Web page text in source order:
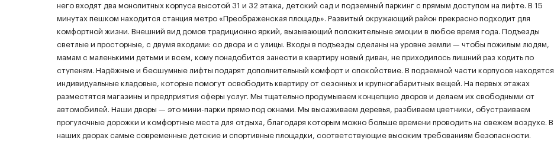
него входят два монолитных корпуса высотой 31 и 32 этажа, детский сад и подземный паркинг с прямым доступом на лифте. В 15
минутах пешком находится станция метро «Преображенская площадь». Развитый окружающий район прекрасно подходит для
комфортной жизни. Внешний вид домов традиционно яркий, вызывающий положительные эмоции в любое время года. Подъезды
светлые и просторные, с двумя входами: со двора и с улицы. Входы в подъезды сделаны на уровне земли — чтобы пожилым людям,
мамам с маленькими детьми и всем, кому понадобится занести в квартиру новый диван, не приходилось лишний раз ходить по
ступеням. Надёжные и бесшумные лифты подарят дополнительный комфорт и спокойствие. В подземной части корпусов находятся
индивидуальные кладовые, которые помогут освободить квартиру от сезонных и крупногабаритных вещей. На первых этажах
разместятся магазины и предприятия сферы услуг. Мы тщательно продумываем концепцию дворов и делаем их свободными от
автомобилей. Наши дворы — это мини-парки прямо под окнами. Мы высаживаем деревья, разбиваем цветники, обустраиваем
прогулочные дорожки и комфортные места для отдыха, благодаря которым можно больше времени проводить на свежем воздухе. В
наших дворах самые современные детские и спортивные площадки, соответствующие высоким требованиям безопасности.